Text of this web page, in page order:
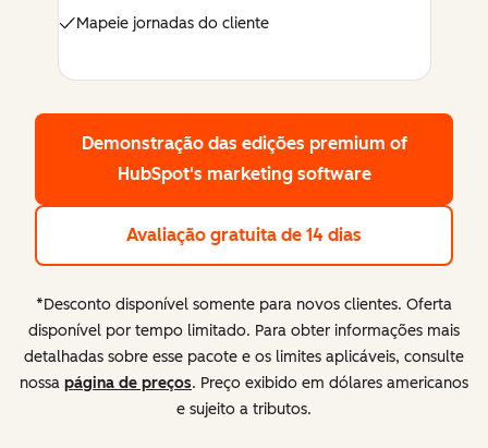
Mapeie jornadas do cliente
Demonstração das edições premium of
HubSpot's marketing software
Avaliação gratuita de 14 dias
*Desconto disponível somente para novos clientes. Oferta
disponível por tempo limitado. Para obter informações mais
detalhadas sobre esse pacote e os limites aplicáveis, consulte
nossa página de preços. Preço exibido em dólares americanos
e sujeito a tributos.